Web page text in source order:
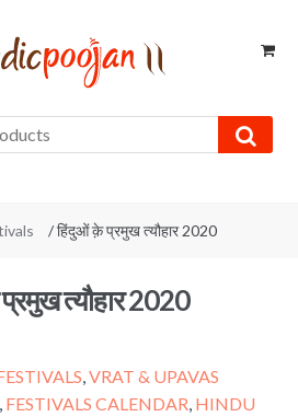
/ हिंदुओं क़े प्रमुख त्यौहार 2020
त्यौहार 2020
,VRAT & UPAVAS
FESTIVALS CALENDAR HINDU